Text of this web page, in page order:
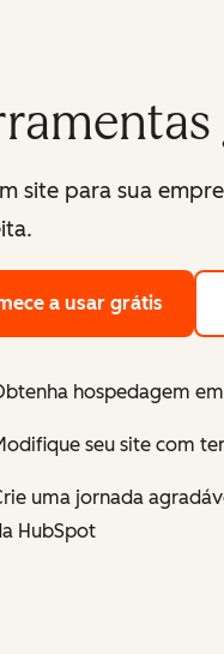
site para sua
a usar grátis
hospedagem
seu site com
uma jornada
HubSpot